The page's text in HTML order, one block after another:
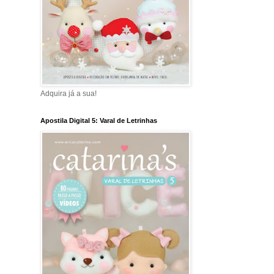
Adquira já a sua!
Apostila Digital 5: Varal de Letrinhas